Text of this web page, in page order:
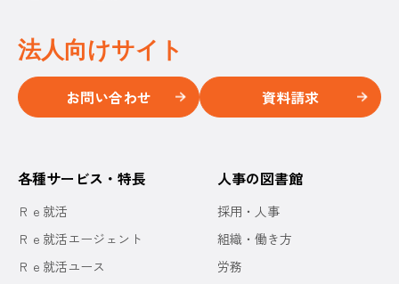
法人向けサイト
お問い合わせ 資料請求
各種サービス・特長
Ｒｅ就活
Ｒｅ就活エージェント
Ｒｅ就活ユース
人事の図書館
採用・人事
組織・働き方
労務